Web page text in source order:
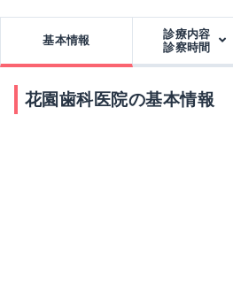
基本情報
診療内容
診察時間
花園歯科医院の基本情報